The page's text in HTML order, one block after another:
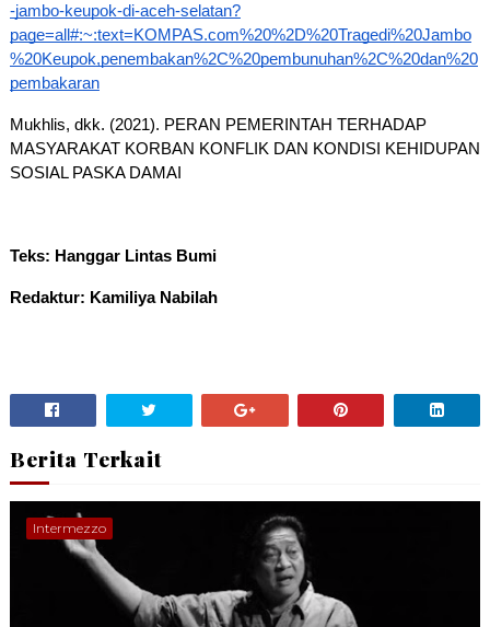
-jambo-keupok-di-aceh-selatan?
page=all#:~:text=KOMPAS.com%20%2D%20Tragedi%20Jambo
%20Keupok,penembakan%2C%20pembunuhan%2C%20dan%20
pembakaran
Mukhlis, dkk. (2021). PERAN PEMERINTAH TERHADAP
MASYARAKAT KORBAN KONFLIK DAN KONDISI KEHIDUPAN
SOSIAL PASKA DAMAI
Teks: Hanggar Lintas Bumi
Redaktur: Kamiliya Nabilah
Berita Terkait
Intermezzo